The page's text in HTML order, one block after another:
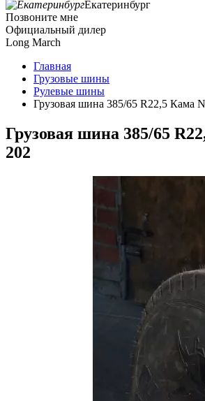
Екатеринбург
Позвоните мне
Официальный дилер
Long March
Главная
Грузовые шины
Рулевые шины
Грузовая шина 385/65 R22,5 Кама
Грузовая шина 385/65
202